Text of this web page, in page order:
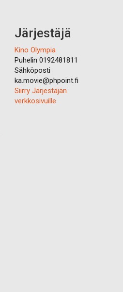
Järjestäjä
Kino Olympia
Puhelin 0192481811
Sähköposti
ka.movie@phpoint.fi
Siirry Järjestäjän
verkkosivuille